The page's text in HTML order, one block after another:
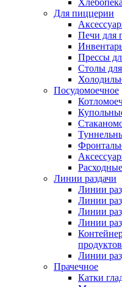
Для пиццерии
Печи для
Прессы
Столы
Посудомоечное
Линии раздачи
Линии
Линии
Линии
Линии
продуктов
Линии
Прачечное
Катки